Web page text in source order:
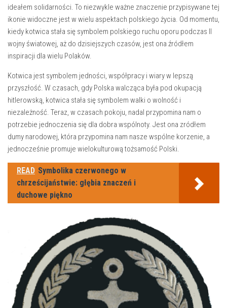
ideałem solidarności. To⁣ niezwykle ‍ważne znaczenie przypisywane tej
ikonie widoczne jest w wielu ⁤aspektach polskiego życia.‌ Od momentu,
kiedy kotwica ‌stała się⁣ symbolem polskiego ruchu oporu podczas II
‌wojny światowej, aż do dzisiejszych czasów, jest ona źródłem
inspiracji dla wielu⁢ Polaków.
Kotwica‍ jest‍ symbolem jedności, współpracy i ⁤wiary ⁢w lepszą
⁢przyszłość. ⁤W czasach, ‍gdy Polska walcząca była ⁤pod okupacją
hitlerowską, ⁣kotwica stała się symbolem ​walki o ‌wolność i
niezależność. Teraz, w czasach pokoju, nadal ⁤przypomina nam o
potrzebie jednoczenia​ się dla dobra wspólnoty. Jest ona zródłem
dumy narodowej,⁢ która przypomina nam nasze‌ wspólne korzenie, a
jednocześnie promuje wielokulturową tożsamość ​Polski.
READ Symbolika czerwonego w
chrześcijaństwie: głębia znaczeń i
duchowe piękno